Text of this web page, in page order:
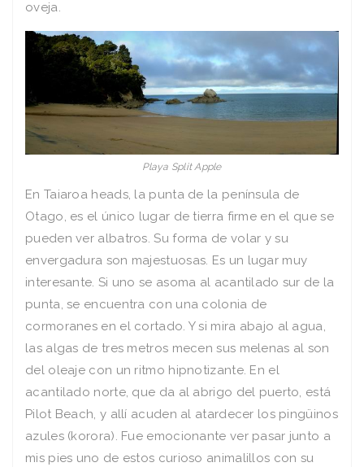
oveja.
Playa Split Apple
En Taiaroa heads, la punta de la península de
Otago, es el único lugar de tierra firme en el que se
pueden ver albatros. Su forma de volar y su
envergadura son majestuosas. Es un lugar muy
interesante. Si uno se asoma al acantilado sur de la
punta, se encuentra con una colonia de
cormoranes en el cortado. Y si mira abajo al agua,
las algas de tres metros mecen sus melenas al son
del oleaje con un ritmo hipnotizante. En el
acantilado norte, que da al abrigo del puerto, está
Pilot Beach, y allí acuden al atardecer los pingüinos
azules (korora). Fue emocionante ver pasar junto a
mis pies uno de estos curioso animalillos con su